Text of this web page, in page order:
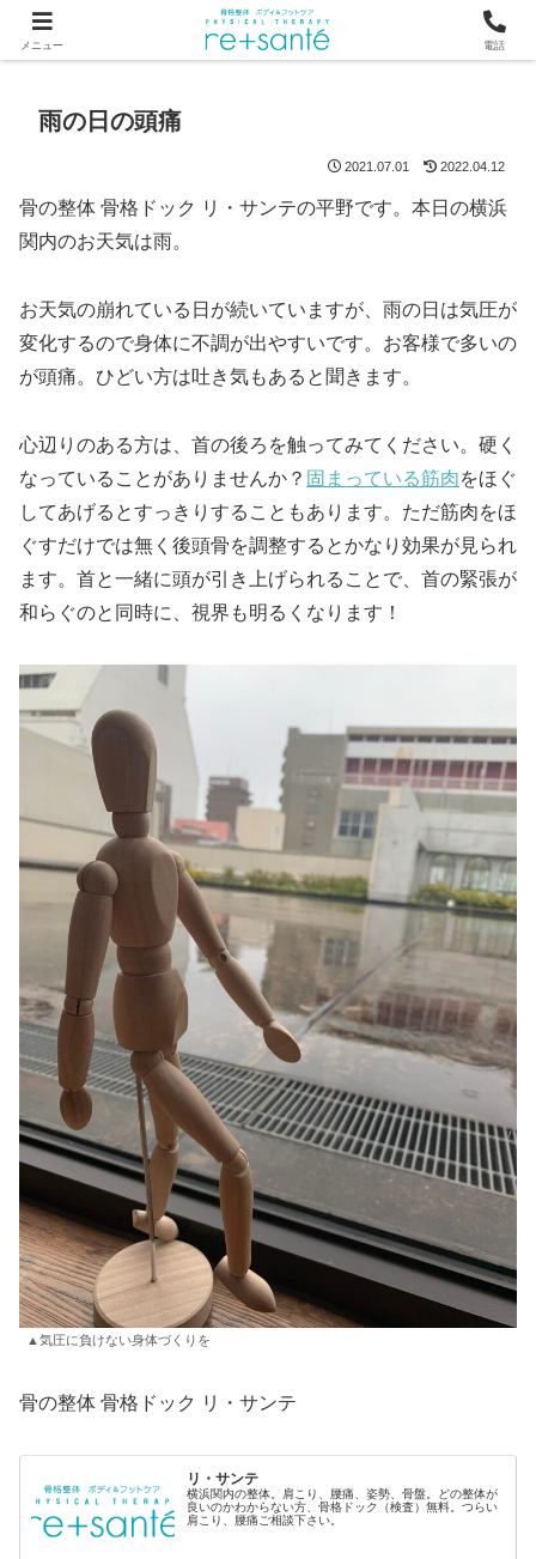
つらい首・肩こり・腰の痛みは、骨から見直す横浜市関内の整体
雨の日の頭痛
2021.07.01 2022.04.12
骨の整体 骨格ドック リ・サンテの平野です。本日の横浜
関内のお天気は雨。
お天気の崩れている日が続いていますが、雨の日は気圧が
変化するので身体に不調が出やすいです。お客様で多いの
が頭痛。ひどい方は吐き気もあると聞きます。
心辺りのある方は、首の後ろを触ってみてください。硬く
なっていることがありませんか？ 固まっている筋肉をほぐ
してあげるとすっきりすることもあります。ただ筋肉をほ
ぐすだけでは無く後頭骨を調整するとかなり効果が見られ
ます。首と一緒に頭が引き上げられることで、首の緊張が
和らぐのと同時に、視界も明るくなります！
▲気圧に負けない身体づくりを
骨の整体 骨格ドック リ・サンテ
リ・サンテ
横浜関内の整体。肩こり、腰痛、姿勢、骨盤。どの整体が
良いのかわからない方、骨格ドック（検査）無料。つらい
肩こり、腰痛ご相談下さい。
メニュー 電話